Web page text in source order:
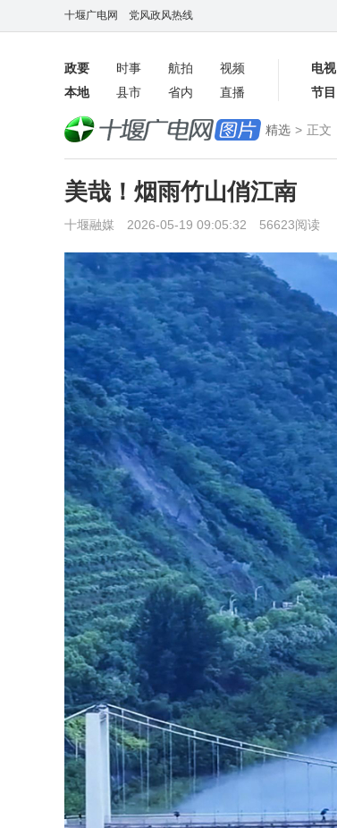
十堰广电网 党风政风热线
政要 时事 航拍
视频
本地
县市 省内 直播
电视
节目
数字报
精选 > 正文
美哉！烟雨竹山俏江南
十堰融媒 2026-05-19 09:05:32 56623阅读